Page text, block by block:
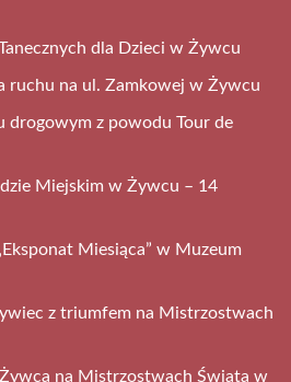
dla Dzieci w Żywcu
ruchu na ul. Zamkowej w Żywcu
drogowym z powodu Tour de
Miejskim w Żywcu – 14
Miesiąca” w Muzeum
z triumfem na Mistrzostwach
na Mistrzostwach Świata w